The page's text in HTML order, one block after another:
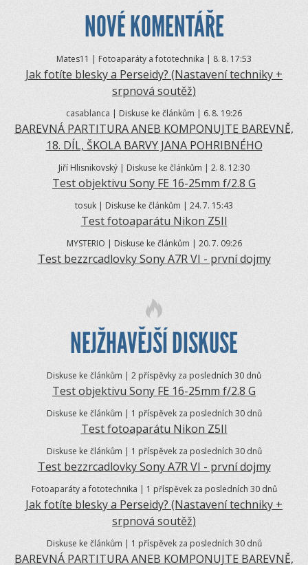
NOVÉ KOMENTÁŘE
Mates11 | Fotoaparáty a fototechnika | 8. 8. 17:53
Jak fotíte blesky a Perseidy? (Nastavení techniky +
srpnová soutěž)
casablanca | Diskuse ke článkům | 6. 8. 19:26
BAREVNÁ PARTITURA ANEB KOMPONUJTE BAREVNĚ,
18. DÍL, ŠKOLA BARVY JANA POHRIBNÉHO
Jiří Hlisnikovský | Diskuse ke článkům | 2. 8. 12:30
Test objektivu Sony FE 16-25mm f/2.8 G
tosuk | Diskuse ke článkům | 24.7. 15:43
Test fotoaparátu Nikon Z5II
MYSTERIO | Diskuse ke článkům | 20.7. 09:26
Test bezzrcadlovky Sony A7R VI - první dojmy
NEJŽHAVĚJŠÍ DISKUSE
Diskuse ke článkům | 2 příspěvky za posledních 30 dnů
Test objektivu Sony FE 16-25mm f/2.8 G
Diskuse ke článkům | 1 příspěvek za posledních 30 dnů
Test fotoaparátu Nikon Z5II
Diskuse ke článkům | 1 příspěvek za posledních 30 dnů
Test bezzrcadlovky Sony A7R VI - první dojmy
Fotoaparáty a fototechnika | 1 příspěvek za posledních 30 dnů
Jak fotíte blesky a Perseidy? (Nastavení techniky +
srpnová soutěž)
Diskuse ke článkům | 1 příspěvek za posledních 30 dnů
BAREVNÁ PARTITURA ANEB KOMPONUJTE BAREVNĚ,